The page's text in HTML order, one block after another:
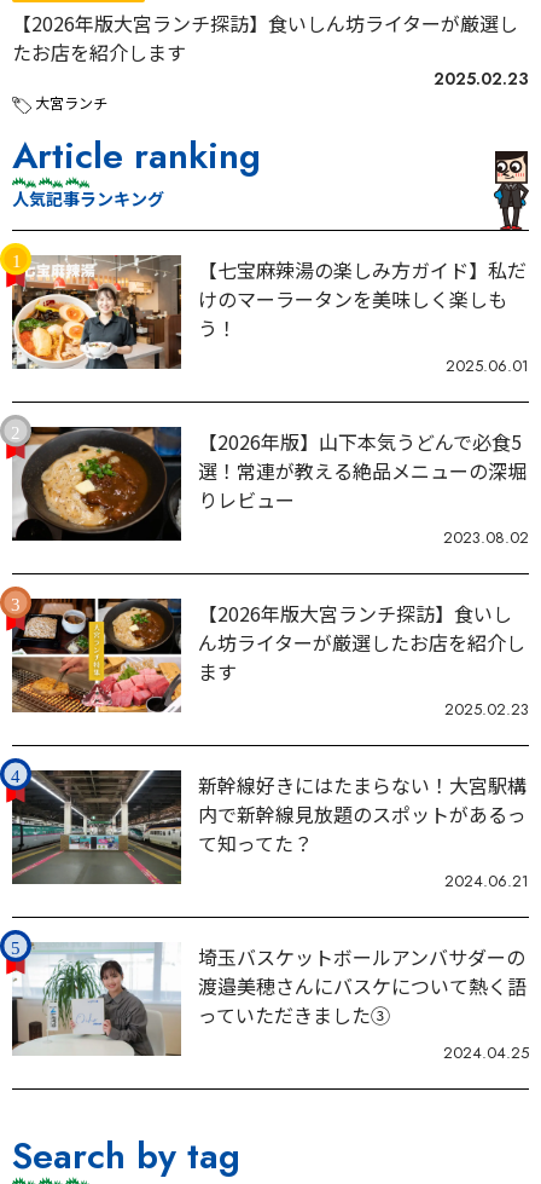
【2026年版大宮ランチ探訪】食いしん坊ライターが厳選し
たお店を紹介します
2025.02.23
大宮ランチ
Article ranking
人気記事ランキング
【七宝麻辣湯の楽しみ方ガイド】私だ
けのマーラータンを美味しく楽しも
う！
2025.06.01
【2026年版】山下本気うどんで必食5
選！常連が教える絶品メニューの深堀
りレビュー
2023.08.02
【2026年版大宮ランチ探訪】食いし
ん坊ライターが厳選したお店を紹介し
ます
2025.02.23
新幹線好きにはたまらない！大宮駅構
内で新幹線見放題のスポットがあるっ
て知ってた？
2024.06.21
埼玉バスケットボールアンバサダーの
渡邉美穂さんにバスケについて熱く語
っていただきました③
2024.04.25
Search by tag